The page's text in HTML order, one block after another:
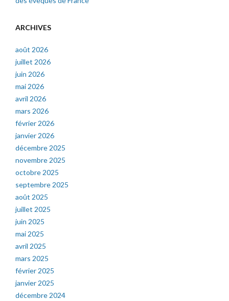
ARCHIVES
août 2026
juillet 2026
juin 2026
mai 2026
avril 2026
mars 2026
février 2026
janvier 2026
décembre 2025
novembre 2025
octobre 2025
septembre 2025
août 2025
juillet 2025
juin 2025
mai 2025
avril 2025
mars 2025
février 2025
janvier 2025
décembre 2024